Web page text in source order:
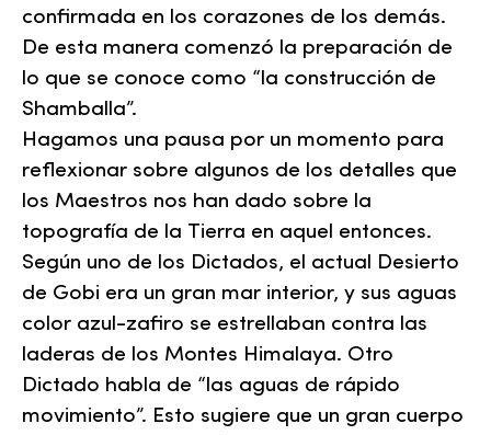
confirmada en los corazones de los demás.
De esta manera comenzó la preparación de
lo que se conoce como “la construcción de
Shamballa”.
Hagamos una pausa por un momento para
reflexionar sobre algunos de los detalles que
los Maestros nos han dado sobre la
topografía de la Tierra en aquel entonces.
Según uno de los Dictados, el actual Desierto
de Gobi era un gran mar interior, y sus aguas
color azul-zafiro se estrellaban contra las
laderas de los Montes Himalaya. Otro
Dictado habla de “las aguas de rápido
movimiento”. Esto sugiere que un gran cuerpo